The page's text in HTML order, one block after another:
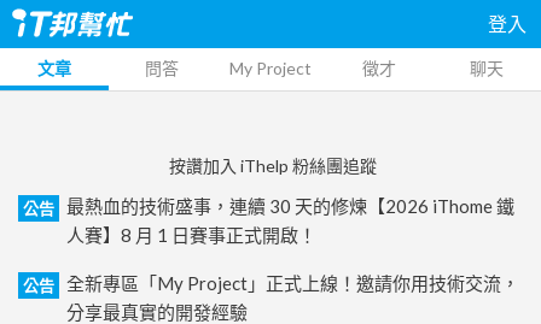
登入
文章 問答 My Project 徵才 聊天
按讚加入 iThelp 粉絲團追蹤
公告
最熱血的技術盛事，連續 30 天的修煉【2026 iThome 鐵
人賽】8 月 1 日賽事正式開啟！
公告
全新專區「My Project」正式上線！邀請你用技術交流，
分享最真實的開發經驗